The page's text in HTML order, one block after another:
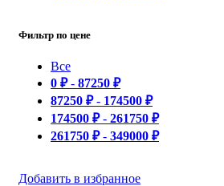
Фильтр по цене
Все
0 ₽- 87250 ₽
87250 ₽- 174500 ₽
174500 ₽- 261750 ₽
261750 ₽- 349000 ₽
Добавить в избранное